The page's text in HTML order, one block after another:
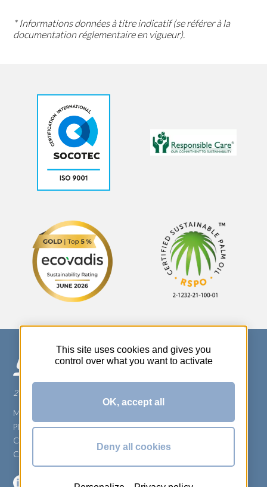
* Informations données à titre indicatif (se référer à la
documentation réglementaire en vigueur).
270 Rue Thérèse Planiol - 37310 TAUXIGNY
Mentions légales
Plan du site
Carrière
Conditions générales de vente
This site uses cookies and gives you
control over what you want to activate
OK, accept all
Deny all cookies